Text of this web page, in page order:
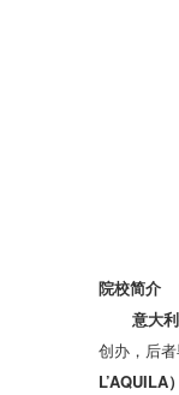
院校简介
意大
创办，后
L’AQUILA）